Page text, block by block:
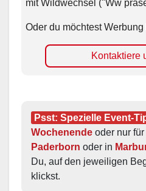
mit Wildwechsel ("Ww
Oder du möchtest
Kontaktiere
Psst: Spezielle Event-
Wochenende oder nur
Paderborn oder in
Du, auf den jeweiligen
klickst.